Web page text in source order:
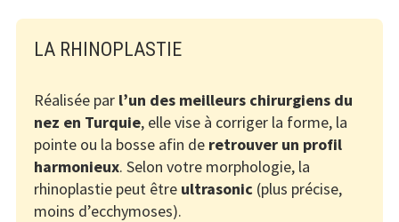
LA RHINOPLASTIE
Réalisée par l’un des meilleurs chirurgiens du
nez en Turquie, elle vise à corriger la forme, la
pointe ou la bosse afin de retrouver un profil
harmonieux. Selon votre morphologie, la
rhinoplastie peut être ultrasonic(plus précise,
moins d’ecchymoses).